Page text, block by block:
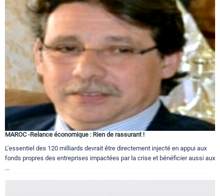
MAROC -Relance économique : Rien de rassurant !
L’essentiel des 120 milliards devrait être directement injecté en appui aux
fonds propres des entreprises impactées par la crise et bénéficier aussi aux
...